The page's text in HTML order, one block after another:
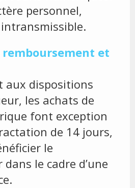
personnel,
remboursement et
aux dispositions
les achats de
font exception
de 14 jours,
le
le cadre d’une